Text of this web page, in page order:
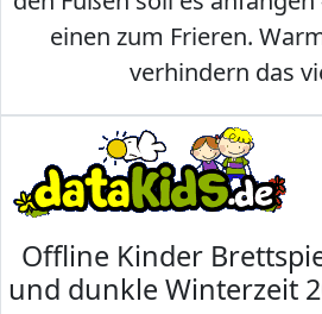
einen zum Frieren.
verhindern das
Offline Kinder
und dunkle Winterzeit